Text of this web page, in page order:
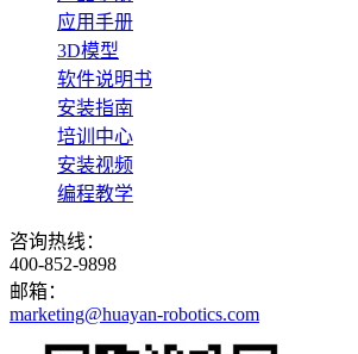
应用手册
3D模型
软件说明书
安装指南
培训中心
安装视频
编程教学
咨询热线：
400-852-9898
邮箱：
marketing@huayan-robotics.com